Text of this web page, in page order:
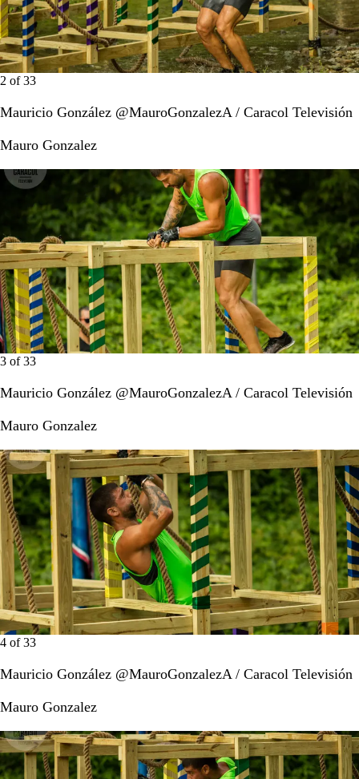
2 of33
Mauricio González @MauroGonzalezA / Caracol Televisión
Mauro Gonzalez
3 of33
Mauricio González @MauroGonzalezA / Caracol Televisión
Mauro Gonzalez
4 of33
Mauricio González @MauroGonzalezA / Caracol Televisión
Mauro Gonzalez